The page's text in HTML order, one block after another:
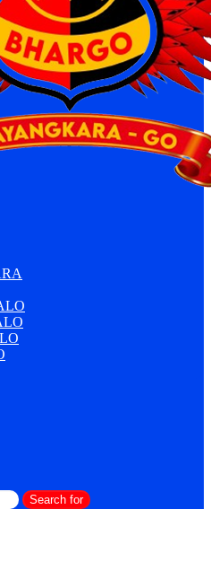
Search for